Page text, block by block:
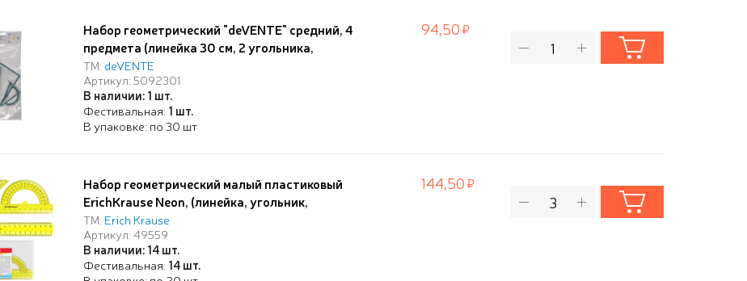
Набор геометрический "deVENTE" средний, 4
предмета (линейка 30 см, 2 угольника,
транспортир), прозрачный с синей шкалой, в
пластиковом блистере
ТМ: deVENTE
Артикул: 5092301
В наличии: 1 шт.
Фестивальная: 1 шт.
В упаковке: по 30 шт
94,50
Набор геометрический малый пластиковый
ErichKrause Neon, (линейка, угольник,
транспортир), желтый (в пакете по 20 шт)
ТМ: Erich Krause
Артикул: 49559
В наличии: 14 шт.
Фестивальная: 14 шт.
144,50